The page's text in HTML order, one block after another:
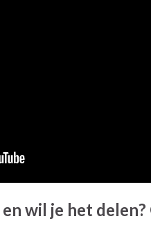
wil je het delen?